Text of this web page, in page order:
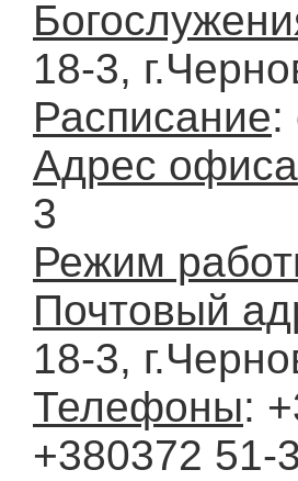
18-3,
Расписание:
Адрес офиса
3
Режим
Почтовый
18-3,
Телефоны:
+380372 51-